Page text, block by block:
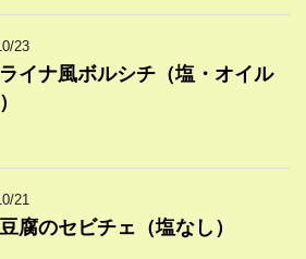
23
イナ風ボルシチ（塩・オイル
21
腐のセビチェ（塩なし）